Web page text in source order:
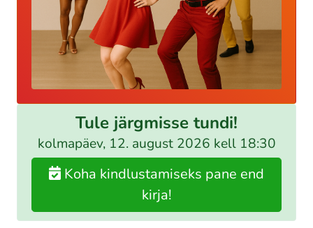
Tule järgmisse tundi!
kolmapäev, 12. august 2026 kell 18:30
Koha kindlustamiseks pane end
kirja!